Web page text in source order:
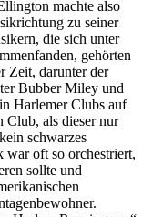
machte also
zu seiner
die sich unter
gehörten
Zeit, darunter der
Bubber Miley und
Harlemer Clubs auf
Club, als dieser nur
schwarzes
oft so orchestriert,
sollte und